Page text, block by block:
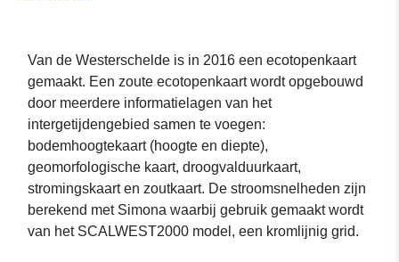
Van de Westerschelde is in 2016 een ecotopenkaart
gemaakt. Een zoute ecotopenkaart wordt opgebouwd
door meerdere informatielagen van het
intergetijdengebied samen te voegen:
bodemhoogtekaart (hoogte en diepte),
geomorfologische kaart, droogvalduurkaart,
stromingskaart en zoutkaart. De stroomsnelheden zijn
berekend met Simona waarbij gebruik gemaakt wordt
van het SCALWEST2000 model, een kromlijnig grid.